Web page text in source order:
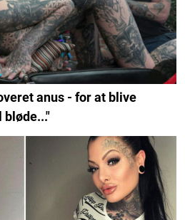
anus - for at blive